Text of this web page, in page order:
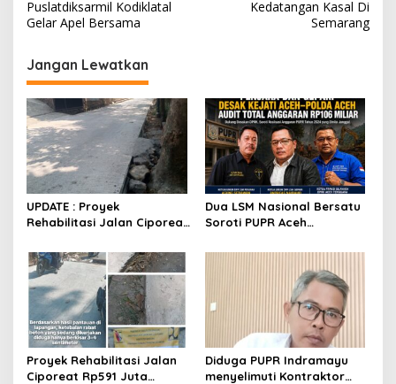
v
i
g
a
s
i
p
o
s
Puslatdiksarmil Kodiklatal
Gelar Apel Bersama
Kedatangan Kasal Di
Semarang
Jangan Lewatkan
UPDATE : Proyek
Rehabilitasi Jalan Ciporeat
Ketebalan Rabat Beton
Capai 20–25 Cm
Dua LSM Nasional Bersatu
Soroti PUPR Aceh
GEPARI Desak Kejati Aceh–
Polda Aceh Audit Total
Anggaran Rp106 Miliar
Proyek Rehabilitasi Jalan
Ciporeat Rp591 Juta
Diduga PUPR Indramayu
menyelimuti Kontraktor